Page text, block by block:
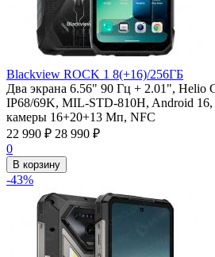
Blackview ROCK 1 8(+16)/256ГБ
Два экрана 6.56" 90 Гц + 2.01", Helio
IP68/69K, MIL-STD-810H, Android
камеры 16+20+13 Мп, NFC
22 990 ₽ 28 990 ₽
0
В корзину
-43%